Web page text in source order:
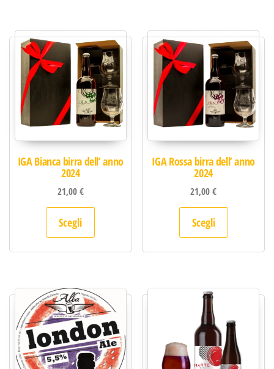
IGA Bianca birra dell’ anno
2024
21,00€
Scegli
Questo prodotto ha più varianti. Le
IGA Rossa birra dell’ anno
2024
21,00€
Scegli
Questo